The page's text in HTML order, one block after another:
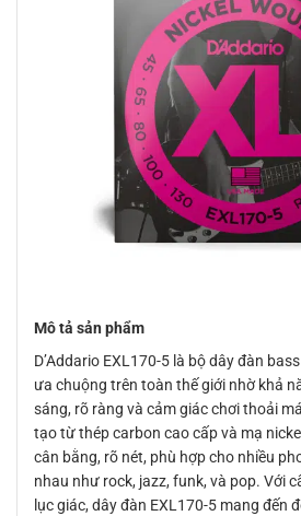
Mô tả sản phẩm
D’Addario EXL170-5 là bộ dây đàn
ưa chuộng trên toàn thế giới nhờ khả
sáng, rõ ràng và cảm giác chơi thoải
tạo từ thép carbon cao cấp và mạ
cân bằng, rõ nét, phù hợp cho nhiều
nhau như rock, jazz, funk, và pop. Với
lục giác, dây đàn EXL170-5 mang đến